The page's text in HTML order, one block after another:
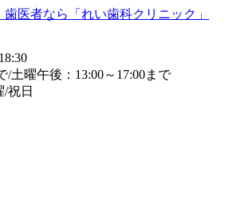
/土曜午後：13:00～17:00まで
祝日